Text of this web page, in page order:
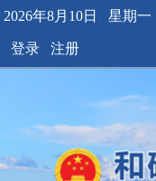
2026年8月10日 星期一
登录 注册